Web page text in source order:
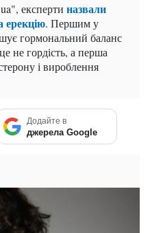
експерти назвали
ерекцію. Першим у
гормональний баланс
не гордість, а перша
і вироблення
Додайте в
джерела Google